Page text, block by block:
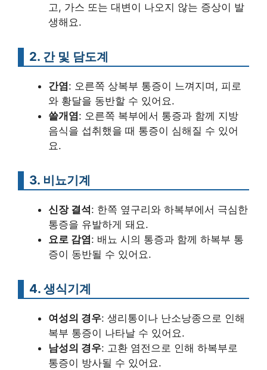
고, 가스 또는 대변이 나오지 않는 증상이 발
생해요.
2. 간 및 담도계
간염: 오른쪽 상복부 통증이 느껴지며, 피로
와 황달을 동반할 수 있어요.
쓸개염: 오른쪽 복부에서 통증과 함께 지방
음식을 섭취했을 때 통증이 심해질 수 있어
요.
3. 비뇨기계
신장 결석 : 한쪽 옆구리와 하복부에서 극심한
통증을 유발하게 돼요.
요로 감염: 배뇨 시의 통증과 함께 하복부 통
증이 동반될 수 있어요.
4. 생식기계
여성의 경우: 생리통이나 난소낭종으로 인해
복부 통증이 나타날 수 있어요.
남성의 경우: 고환 염전으로 인해 하복부로
통증이 방사될 수 있어요.